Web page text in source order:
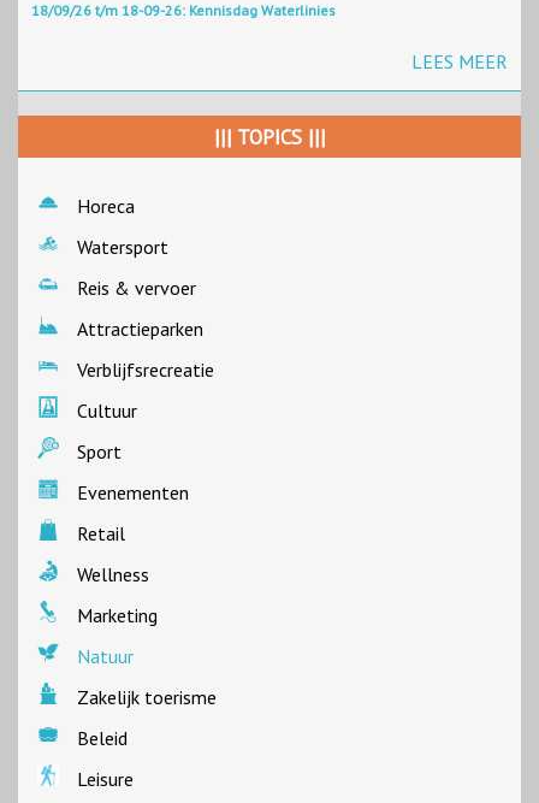
18/09/26 t/m 18-09-26: Kennisdag Waterlinies
LEES MEER
||| TOPICS |||
Horeca
Watersport
Reis & vervoer
Attractieparken
Verblijfsrecreatie
Cultuur
Sport
Evenementen
Retail
Wellness
Marketing
Natuur
Zakelijk toerisme
Beleid
Leisure